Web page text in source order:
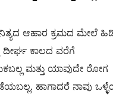
ಆಹಾರ ಕ್ರಮದ ಮೇಲೆ
ದೀರ್ಘ ಕಾಲದ ವರೆಗೆ
ಮತ್ತು ಯಾವುದೇ ರೋಗ
ಹಾಗಾದರೆ ನಾವು